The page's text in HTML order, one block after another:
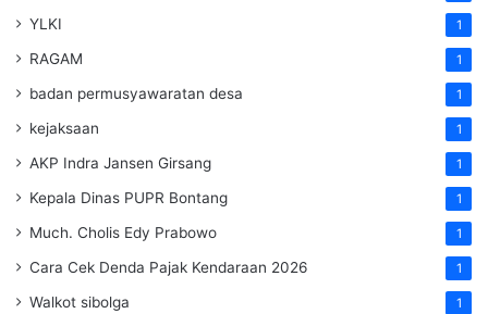
YLKI 1
RAGAM 1
badan permusyawaratan desa 1
kejaksaan 1
AKP Indra Jansen Girsang 1
Kepala Dinas PUPR Bontang 1
Much. Cholis Edy Prabowo 1
Cara Cek Denda Pajak Kendaraan 2026 1
Walkot sibolga 1